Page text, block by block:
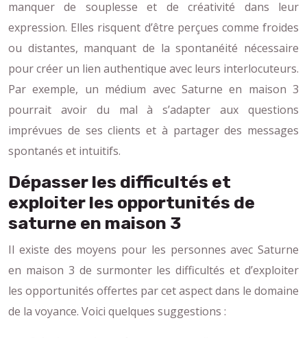
manquer de souplesse et de créativité dans leur
expression. Elles risquent d’être perçues comme froides
ou distantes, manquant de la spontanéité nécessaire
pour créer un lien authentique avec leurs interlocuteurs.
Par exemple, un médium avec Saturne en maison 3
pourrait avoir du mal à s’adapter aux questions
imprévues de ses clients et à partager des messages
spontanés et intuitifs.
Dépasser les difficultés et
exploiter les opportunités de
saturne en maison 3
Il existe des moyens pour les personnes avec Saturne
en maison 3 de surmonter les difficultés et d’exploiter
les opportunités offertes par cet aspect dans le domaine
de la voyance. Voici quelques suggestions :